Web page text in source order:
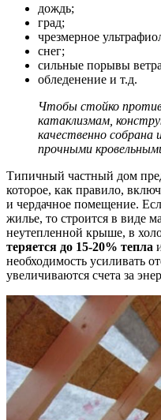
дождь;
град;
чрезмерное
снег;
сильные порывы
обледенение и т.д.
Чтобы стойко
катаклизмам,
качественно
прочными
Типичный частный дом
которое, как правило,
и чердачное помещение.
жилье, то строится в виде
неутепленной крыше, в
теряется до 15-20% тепла
необходимость усиливать
увеличиваются счета за